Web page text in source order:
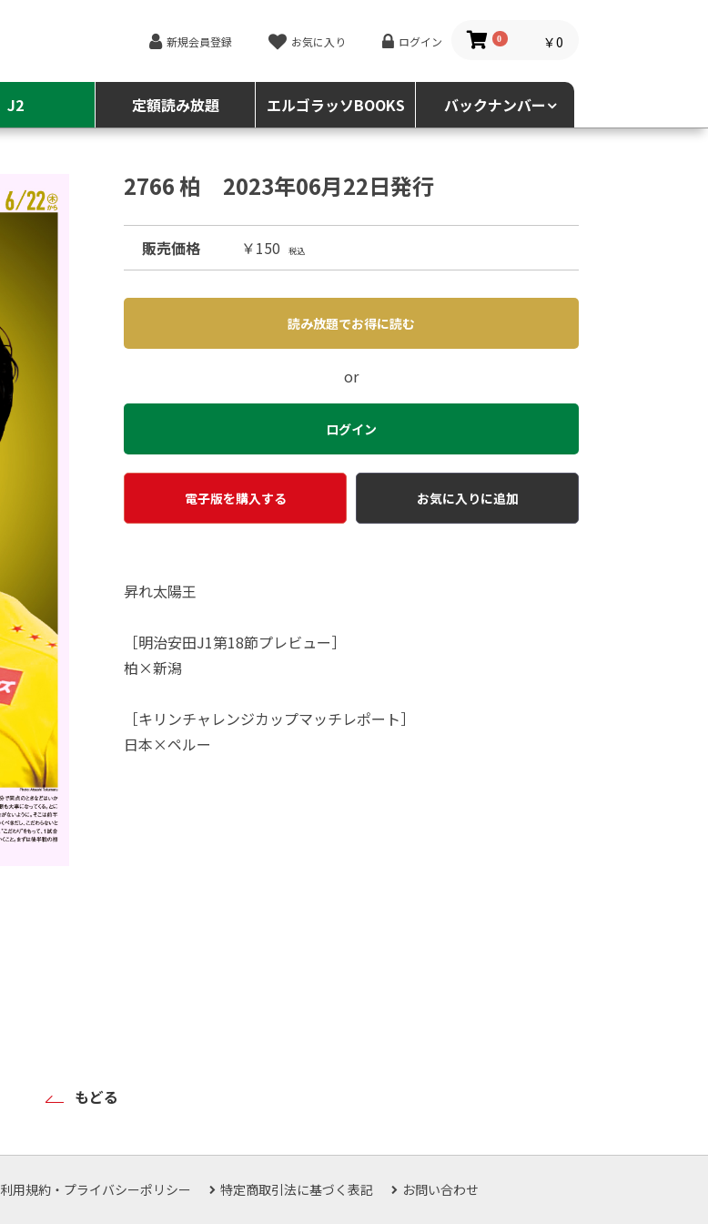
新規会員登録 お気に入り ログイン 0 ￥0
J2 定額読み放題 エルゴラッソBOOKS バックナンバー
2766 柏 2023年06月22日発行
販売価格 ￥150 税込
読み放題でお得に読む
or
ログイン
電子版を購入する お気に入りに追加
昇れ太陽王
［明治安田J1第18節プレビュー］
柏×新潟
［キリンチャレンジカップマッチレポート］
日本×ペルー
もどる
利用規約・プライバシーポリシー 特定商取引法に基づく表記 お問い合わせ